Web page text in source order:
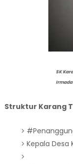
SK
Irmada
Struktur Karang
Kepala Desa